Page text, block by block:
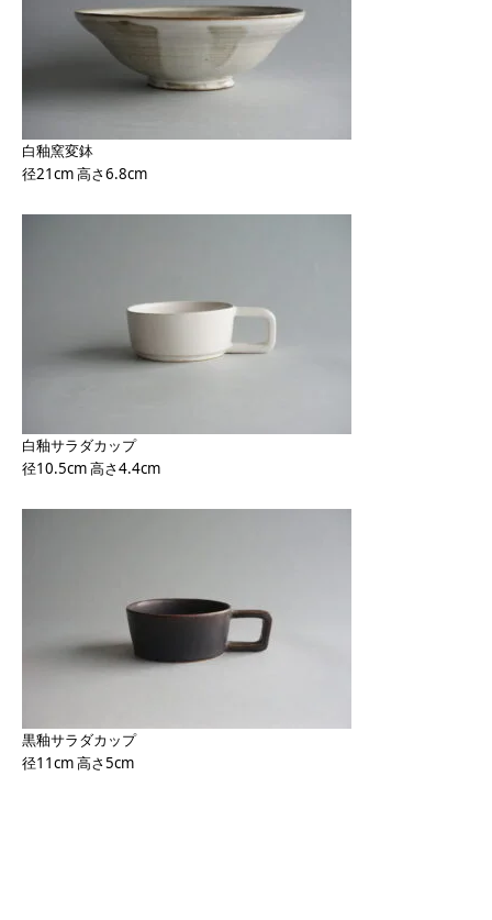
白釉窯変鉢
径21cm 高さ6.8cm
白釉サラダカップ
径10.5cm 高さ4.4cm
黒釉サラダカップ
径11cm 高さ5cm